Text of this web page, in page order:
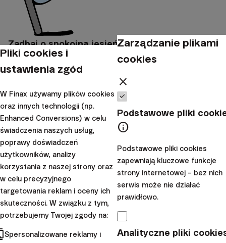
Zadbaj o spokojną jesień życia i skorzystaj z
zalet Europejskiej Emerytury
Załóż konto
Wnioski dla pasywnego
inwestora
Przyszłe wyniki zawsze będą zależeć od tego, na jaki
okres trafi inwestor
- bardziej sprzyjający lub mniej dla
poszczególnych rynków. Dlatego nie warto szukać
jednej „idealnej” konstrukcji, która zawsze i wszędzie
będzie wygrywać.
Warto skupiać się na tych rzeczach, na które mamy
Pliki cookies i
ustawienia zgód
W Finax używamy plików cookies
oraz innych technologii (np.
Enhanced Conversions) w celu
świadczenia naszych usług,
poprawy doświadczeń
użytkowników, analizy
korzystania z naszej strony oraz
w celu precyzyjnego
targetowania reklam i oceny ich
skuteczności. W związku z tym,
potrzebujemy Twojej zgody na:
Spersonalizowane reklamy i
Zarządzanie plikami
cookies
close
Podstawowe pliki
info
Podstawowe pliki cookies
zapewniają kluczowe funkcje
strony internetowej – bez nich
serwis może nie działać
prawidłowo.
Analityczne pliki